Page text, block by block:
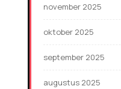
november 2025
oktober 2025
september 2025
augustus 2025